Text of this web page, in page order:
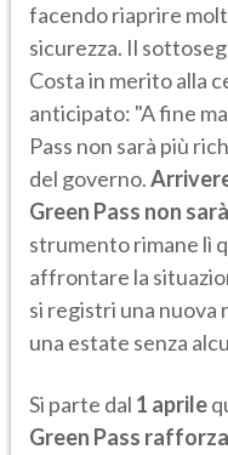
facendo riaprire
sicurezza. Il
Costa in merito alla
anticipato: "A fine
Pass non sarà più
del governo.
Green Pass non
strumento rimane lì
affrontare la
si registri una nuova
una estate senza
Si parte dal 1 aprile
Green Pass